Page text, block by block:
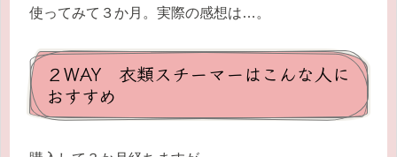
使ってみて３か月。実際の感想は…。
２WAY 衣類スチーマーはこんな人に
おすすめ